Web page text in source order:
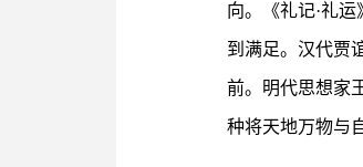
向。《礼记·礼
到满足。汉代贾
前。明代思想家
种将天地万物与